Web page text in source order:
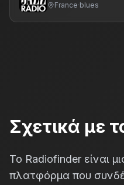
France·blues
Σχετικά με
Το Radiofinder είναι
πλατφόρμα που